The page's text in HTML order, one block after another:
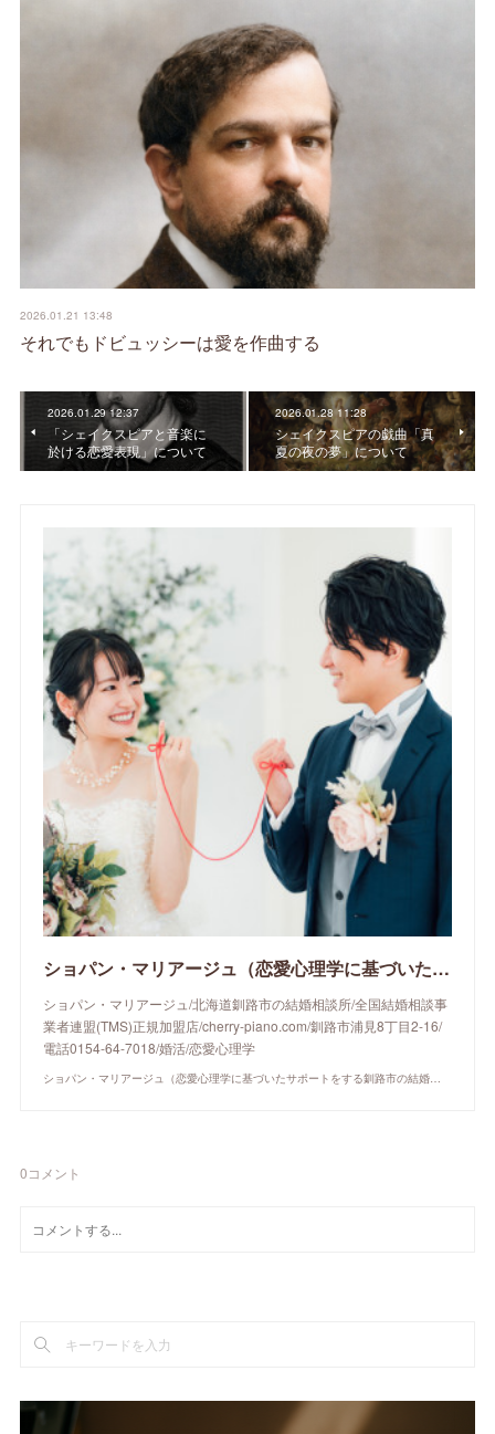
2026.01.21 13:48
それでもドビュッシーは愛を作曲する
2026.01.29 12:37
「シェイクスピアと音楽に
於ける恋愛表現」について
2026.01.28 11:28
シェイクスピアの戯曲「真
夏の夜の夢」について
ショパン・マリアージュ（恋愛心理学に基づいたサポートをする釧路市の結婚相談所）/ 全国結婚相談事業者連盟正規加盟店 / cherry-piano.com
ショパン・マリアージュ/北海道釧路市の結婚相談所/全国結婚相談事
業者連盟(TMS)正規加盟店/cherry-piano.com/釧路市浦見8丁目2-16/
電話0154-64-7018/婚活/恋愛心理学
0コメント